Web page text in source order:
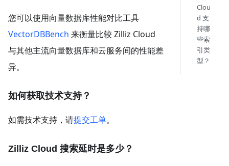
您可以使用向量数据库性能对比工具
VectorDBBench 来衡量比较 Zilliz Cloud
与其他主流向量数据库和云服务间的性能差
异。
如何获取技术支持？
如需技术支持，请提交工单。
Zilliz Cloud 搜索延时是多少？
Clou
d 支
持哪
些索
引类
型？